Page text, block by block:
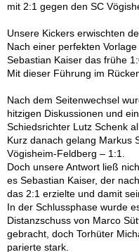
mit 2:1 gegen den SC
Unsere Kickers erwischten
Nach einer perfekten
Sebastian Kaiser das frühe
Mit dieser Führung im
Nach dem Seitenwechsel
hitzigen Diskussionen und
Schiedsrichter Lutz Schenk
Kurz danach gelang Markus
Vögisheim-Feldberg – 1:1.
Doch unsere Antwort ließ
es Sebastian Kaiser, der
das 2:1 erzielte und damit
In der Schlussphase wurde
Distanzschuss von Marco
gebracht, doch Torhüter
parierte stark.